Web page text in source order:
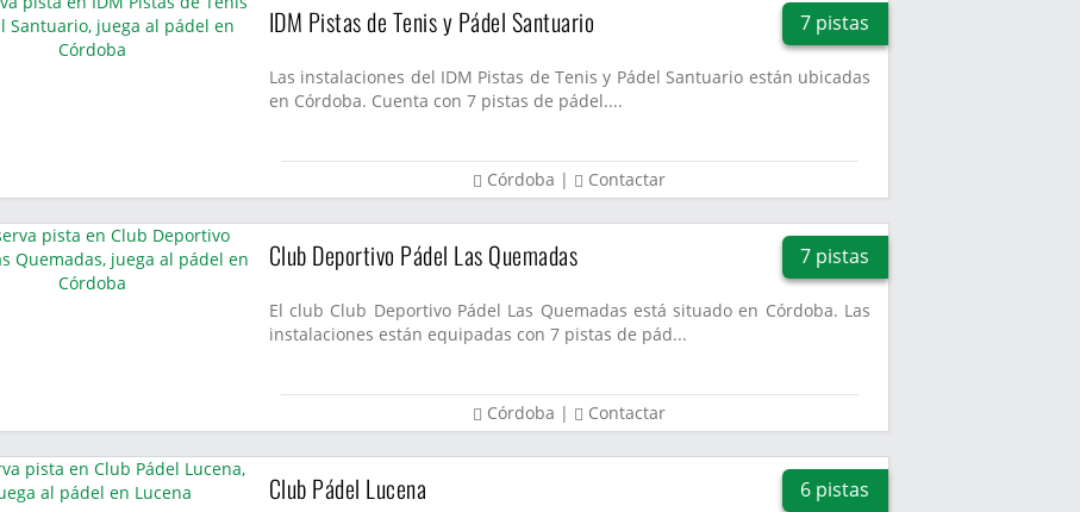
IDM Pistas de Tenis y Pádel Santuario 7 pistas
Las instalaciones del IDM Pistas de Tenis y Pádel Santuario están ubicadas
en Córdoba. Cuenta con 7 pistas de pádel....
Córdoba | Contactar
Club Deportivo Pádel Las Quemadas 7 pistas
El club Club Deportivo Pádel Las Quemadas está situado en Córdoba. Las
instalaciones están equipadas con 7 pistas de pád...
Córdoba | Contactar
Club Pádel Lucena 6 pistas